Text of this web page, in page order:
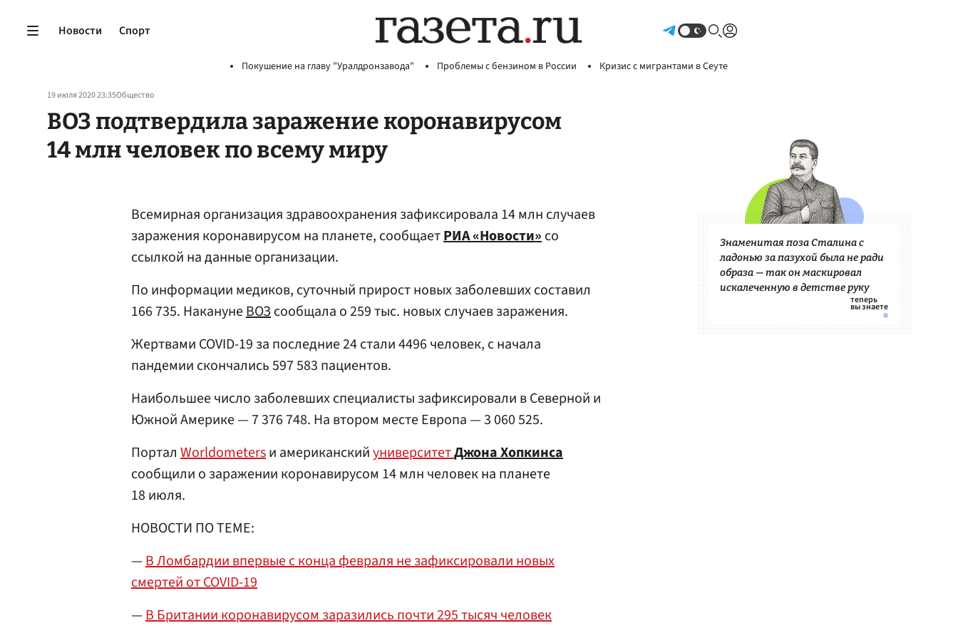
Новости Спорт
Покушение на главу "Уралдронзавода" Проблемы с бензином в России Кризис с мигрантами в Сеуте
19 июля 2020 23:35Общество
ВОЗ подтвердила заражение коронавирусом
14 млн человек по всему миру
Всемирная организация здравоохранения зафиксировала 14 млн случаев
заражения коронавирусом на планете, сообщаетРИА «Новости»со
ссылкой на данные организации.
По информации медиков, суточный прирост новых заболевших составил
166 735. НаканунеВОЗсообщала о 259 тыс. новых случаев заражения.
Жертвами COVID-19 за последние 24 стали 4496 человек, с начала
пандемии скончались 597 583 пациентов.
Наибольшее число заболевших специалисты зафиксировали в Северной и
Южной Америке — 7 376 748. На втором месте Европа — 3 060 525.
Портал Worldometersи американскийуниверситетДжона Хопкинса
сообщили о заражении коронавирусом 14 млн человек на планете
18 июля.
НОВОСТИ ПО ТЕМЕ:
—В Ломбардии впервые с конца февраля не зафиксировали новых
смертей от COVID-19
—В Британии коронавирусом заразились почти 295 тысяч человек
Знаменитая поза Сталина с
ладонью за пазухой была не ради
образа — так он маскировал
искалеченную в детстве руку